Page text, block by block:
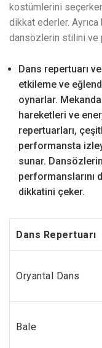
kostümlerini
dikkat ederler.
dansözlerin stilini ve
Dans repertuarı
etkileme ve
oynarlar.
hareketleri ve
repertuarları,
performansta
sunar.
performanslarını
dikkatini çeker.
Dans Repertuarı
Oryantal Dans
Bale